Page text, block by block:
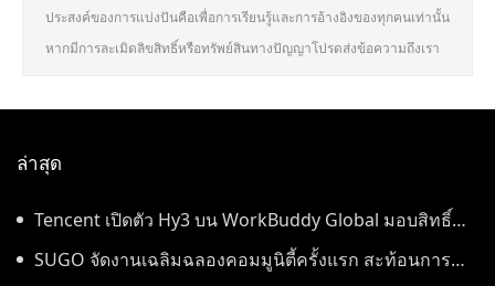
ประสงค์ของการแบ่งปันคือเพื่อการเรียนรู้และการอ้างอิงของทุกคนเท่านั้น
หากมีการละเมิดลิขสิทธิ์หรือทรัพย์สินทางปัญญาโปรดส่งข้อความถึงเรา
ล่าสุด
Tencent เปิดตัว Hy3 บน WorkBuddy Global มอบสิทธิ์
เข้าใช้งาน AI Agentic Workspace ฟรีตลอดเดือนสิงหาคม
SUGO จัดงานเฉลิมฉลองคอมมูนิตี้ครั้งแรก สะท้อนการ